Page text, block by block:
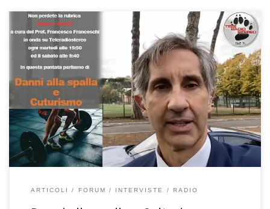
Danni alla spalla e Culturismo. “Sport e Salute” dell’14/6/2022
Rubrica radiofonica di informazione medico-scientifica a cura del
Prof. Francesco Franceschi ortopedico spalla, ginocchio e anca a
Roma, primario di ortopedia e traumatologia dell’ospedale San
Pietro Fatebenefratelli di Roma. Oggi abbiamo parlato dei danni
alla spalla che possono derivare da sport […]
ARTICOLI FORUM INTERVISTE RADIO